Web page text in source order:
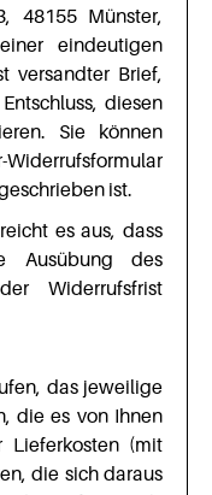
48155 Münster,
eindeutigen
versandter Brief,
diesen
Sie können
ist.
es aus, dass
Ausübung des
Widerrufsfrist
das jeweilige
die es von Ihnen
Lieferkosten (mit
die sich daraus